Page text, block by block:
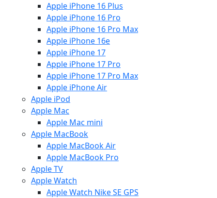
Apple iPhone 16 Plus
Apple iPhone 16 Pro
Apple iPhone 16 Pro Max
Apple iPhone 16e
Apple iPhone 17
Apple iPhone 17 Pro
Apple iPhone 17 Pro Max
Apple iPhone Air
Apple iPod
Apple Mac
Apple Mac mini
Apple MacBook
Apple MacBook Air
Apple MacBook Pro
Apple TV
Apple Watch
Apple Watch Nike SE GPS